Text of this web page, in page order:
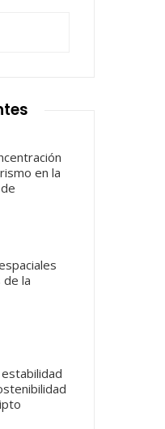
en la
la